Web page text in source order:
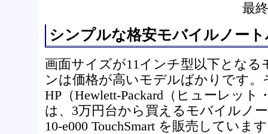
最
シンプルな格安モバイルノー
画面サイズが11インチ型以下とな
ンは価格が高いモデルばかりです。
HP（Hewlett-Packard（ヒューレット
は、3万円台から買えるモバイルノ
10-e000 TouchSmart を販売していま